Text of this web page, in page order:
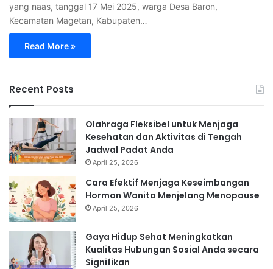
yang naas, tanggal 17 Mei 2025, warga Desa Baron,
Kecamatan Magetan, Kabupaten…
Read More »
Recent Posts
Olahraga Fleksibel untuk Menjaga
Kesehatan dan Aktivitas di Tengah
Jadwal Padat Anda
April 25, 2026
Cara Efektif Menjaga Keseimbangan
Hormon Wanita Menjelang Menopause
April 25, 2026
Gaya Hidup Sehat Meningkatkan
Kualitas Hubungan Sosial Anda secara
Signifikan